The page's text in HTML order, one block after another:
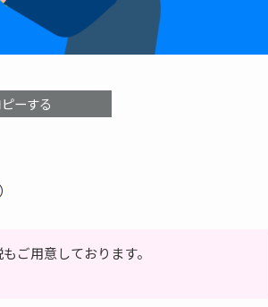
ーする
）
ご用意しております。